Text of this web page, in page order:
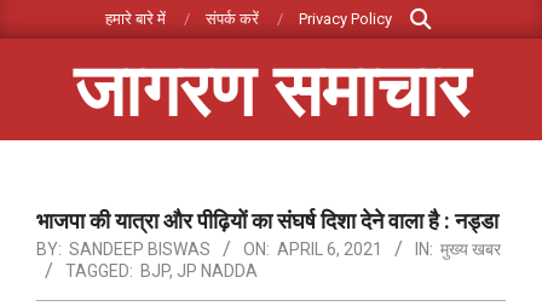
to
हमारे बारे में संपर्क करें Privacy Policy
Search
जागरण समाचार
Menuभाजपा की यात्रा और पीढ़ियों का संघर्ष दिशा देने वाला है : नड्डा
BY: SANDEEP BISWAS ON: APRIL 6, 2021 IN: मुख्य खबर
TAGGED: BJP, JP NADDA